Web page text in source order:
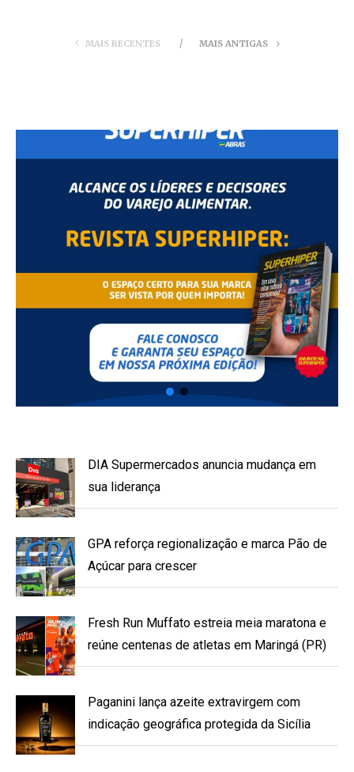
MAIS RECENTES MAIS ANTIGAS
DIA Supermercados anuncia mudança em
sua liderança
GPA reforça regionalização e marca Pão de
Açúcar para crescer
Fresh Run Muffato estreia meia maratona e
reúne centenas de atletas em Maringá (PR)
Paganini lança azeite extravirgem com
indicação geográfica protegida da Sicília